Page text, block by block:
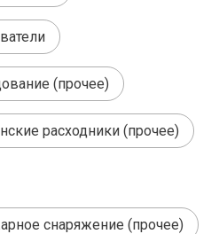
(прочее)
расходники (прочее)
снаряжение (прочее)